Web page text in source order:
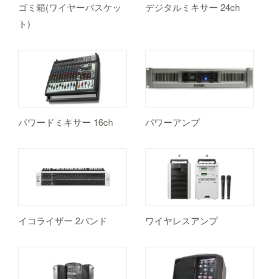
ゴミ箱(ワイヤーバスケッ
ト)
デジタルミキサー 24ch
パワードミキサー 16ch パワーアンプ
イコライザー 2バンド ワイヤレスアンプ